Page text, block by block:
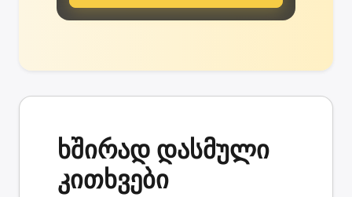
ხშირად დასმული
კითხვები